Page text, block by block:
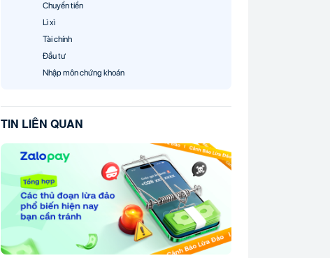
Chuyển tiền
Lì xì
Tài chính
Đầu tư
Nhập môn chứng khoán
TIN LIÊN QUAN